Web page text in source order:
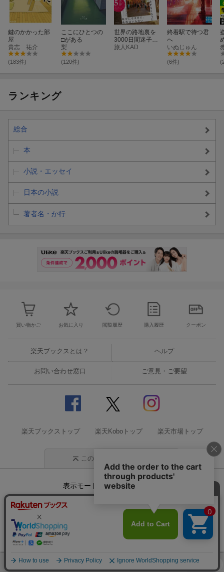
鍵のかかった部
屋
貴志 祐介
(183件)
ここにひとつの
□がある
梨
(120件)
世界の路地裏を
3000日間迷子に
なってたら す
旅人KAD
終着駅で待つ君
へ
いぬじゅん
(6件)
ランキング
総合
本
小説・エッセイ
日本の小説
著者名・か行
買い物かご お気に入り 閲覧履歴 購入履歴 クーポン
楽天ブックスとは？ ヘルプ
お問い合わせ窓口 ご意見・ご要望
楽天ブックストップ 楽天Koboトップ 楽天市場トップ
このページの先頭に戻る
表示モード モバイル
企業情報 個人情報保護方針
特定商取引法に基づく表記
© Rakuten Group, Inc.